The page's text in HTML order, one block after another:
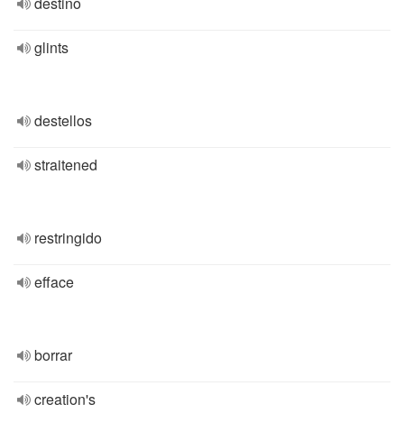
glints
destellos
straitened
restringido
efface
borrar
creation's